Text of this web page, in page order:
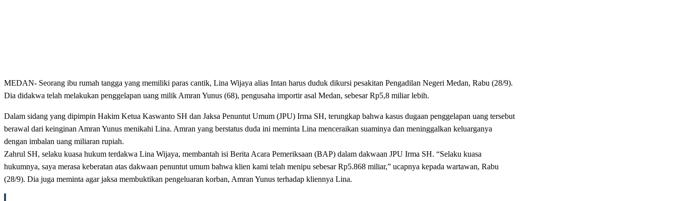
MEDAN- Seorang ibu rumah tangga yang memiliki paras cantik, Lina Wijaya alias Intan harus duduk dikursi pesakitan Pengadilan Negeri Medan, Rabu (28/9).
Dia didakwa telah melakukan penggelapan uang milik Amran Yunus (68), pengusaha importir asal Medan, sebesar Rp5,8 miliar lebih.
Dalam sidang yang dipimpin Hakim Ketua Kaswanto SH dan Jaksa Penuntut Umum (JPU) Irma SH, terungkap bahwa kasus dugaan penggelapan uang tersebut
berawal dari keinginan Amran Yunus menikahi Lina. Amran yang berstatus duda ini meminta Lina menceraikan suaminya dan meninggalkan keluarganya
dengan imbalan uang miliaran rupiah.
Zahrul SH, selaku kuasa hukum terdakwa Lina Wijaya, membantah isi Berita Acara Pemeriksaan (BAP) dalam dakwaan JPU Irma SH. “Selaku kuasa
hukumnya, saya merasa keberatan atas dakwaan penuntut umum bahwa klien kami telah menipu sebesar Rp5.868 miliar,” ucapnya kepada wartawan, Rabu
(28/9). Dia juga meminta agar jaksa membuktikan pengeluaran korban, Amran Yunus terhadap kliennya Lina.